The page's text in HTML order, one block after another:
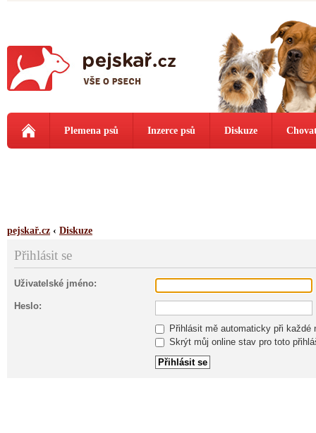
Plemena psů Inzerce psů Diskuze
pejskař.cz ‹ Diskuze
Přihlásit se
Uživatelské jméno:
Heslo:
Přihlásit mě automaticky při každé
Skrýt můj online stav pro toto